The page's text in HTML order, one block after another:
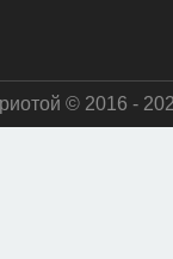
© 2016 -